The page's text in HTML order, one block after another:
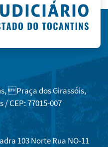
Praça dos Girassóis,
CEP: 77015-007
103 Norte Rua NO-11